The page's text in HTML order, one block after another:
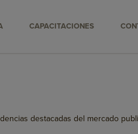
CAPACITACIONES
destacadas del mercado